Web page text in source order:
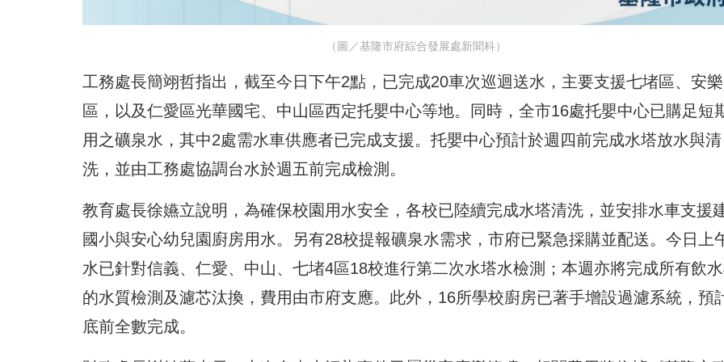
（圖／基隆市府綜合發展處新聞科）
工務處長簡翊哲指出，截至今日下午2點，已完成20車次巡迴送水，主要支援七堵區、安樂
區，以及仁愛區光華國宅、中山區西定托嬰中心等地。同時，全市16處托嬰中心已購足短
用之礦泉水，其中2處需水車供應者已完成支援。托嬰中心預計於週四前完成水塔放水與清
洗，並由工務處協調台水於週五前完成檢測。
教育處長徐嬿立說明，為確保校園用水安全，各校已陸續完成水塔清洗，並安排水車支援
國小與安心幼兒園廚房用水。另有28校提報礦泉水需求，市府已緊急採購並配送。今日上
水已針對信義、仁愛、中山、七堵4區18校進行第二次水塔水檢測；本週亦將完成所有飲
的水質檢測及濾芯汰換，費用由市府支應。此外，16所學校廚房已著手增設過濾系統，預
底前全數完成。